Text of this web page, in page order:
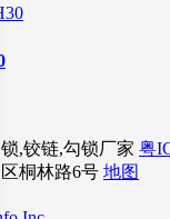
,铰链,勾锁厂家 粤
桐林路6号 地图